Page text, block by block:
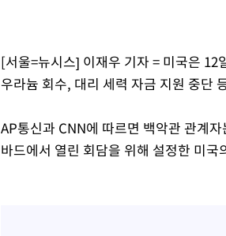
[서울=뉴시스] 이재우 기자 = 미국은
우라늄 회수, 대리 세력 자금 지원 중단
AP통신과 CNN에 따르면 백악관 관계
바드에서 열린 회담을 위해 설정한 미국